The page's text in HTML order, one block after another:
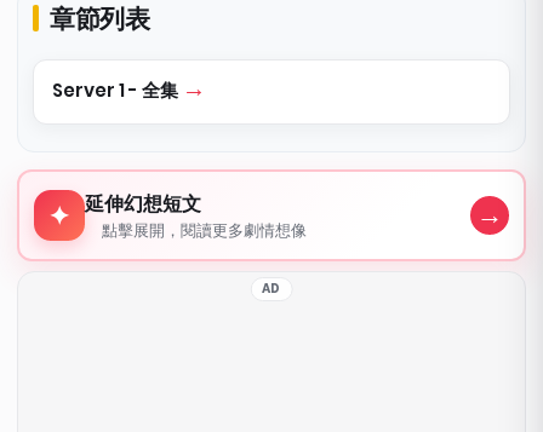
章節列表
Server 1 - 全集
延伸幻想短文
✦ 延伸幻想短文
點擊展開，閱讀更多劇情想像 →
AD